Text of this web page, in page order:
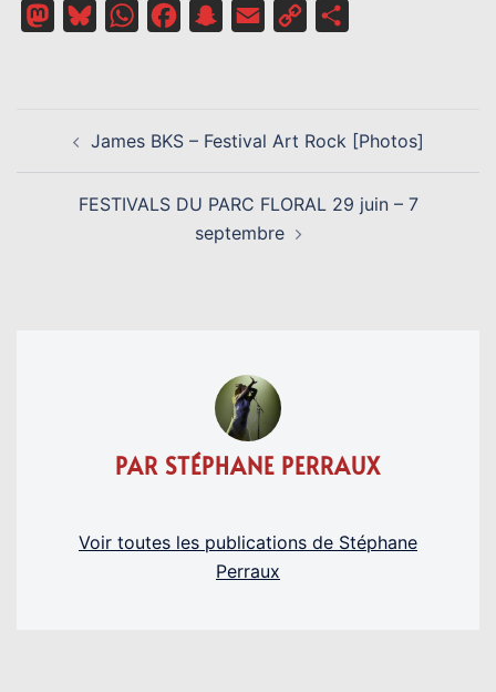
MastodonBlueskyWhatsAppFacebookSnapchat
Email
Copy
D’ARTICLEJames BKS – Festival Art Rock [Photos]
FESTIVALS DU PARC FLORAL 29 juin – 7
septembre
PAR STÉPHANE PERRAUX
Voir toutes les publications de Stéphane
Perraux